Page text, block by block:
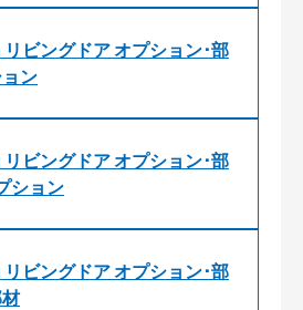
ビングドア オプション･部
ン
ビングドア オプション･部
ション
ビングドア オプション･部